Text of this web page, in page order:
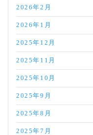
2026年2月
2026年1月
2025年12月
2025年11月
2025年10月
2025年9月
2025年8月
2025年7月